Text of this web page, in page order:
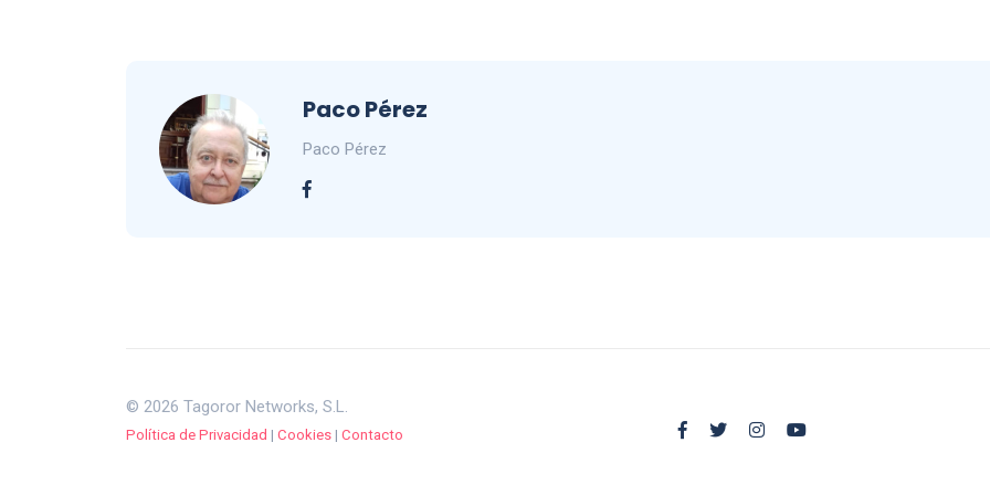
Paco Pérez
Paco Pérez
© 2026 Tagoror Networks, S.L.
Política de Privacidad | Cookies | Contacto